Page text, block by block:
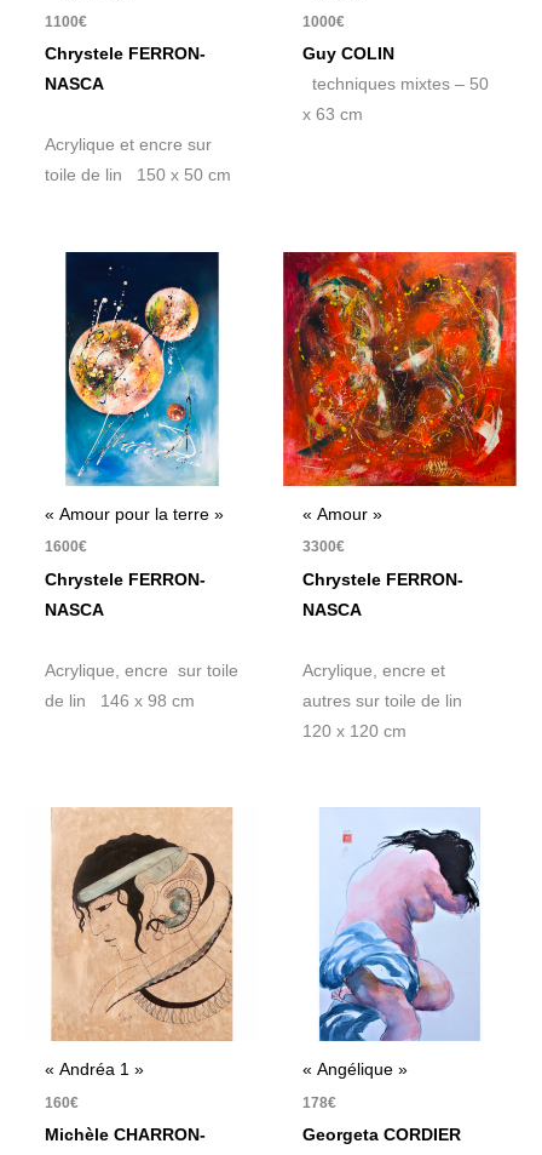
1100€
Chrystele FERRON-
NASCA
Acrylique et encre sur
toile de lin 150 x 50 cm
1000€
Guy COLIN
techniques mixtes – 50
x 63 cm
« Amour pour la terre »
1600€
Chrystele FERRON-
NASCA
Acrylique, encre sur toile
de lin 146 x 98 cm
« Amour »
3300€
Chrystele FERRON-
NASCA
Acrylique, encre et
autres sur toile de lin
120 x 120 cm
« Andréa 1 »
160€
Michèle CHARRON-
« Angélique »
178€
Georgeta CORDIER